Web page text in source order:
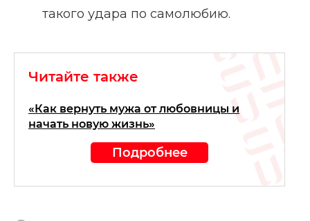
такого удара по самолюбию.
Читайте также
«Как вернуть мужа от любовницы и
начать новую жизнь»
Подробнее